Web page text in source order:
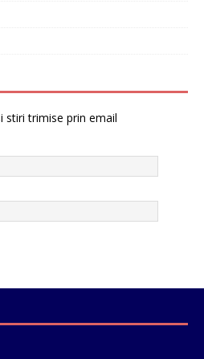
stiri trimise prin email